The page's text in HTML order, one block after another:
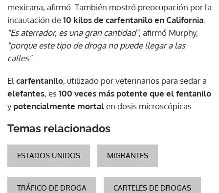
mexicana, afirmó. También mostró preocupación por la
incautación de10 kilos de carfentanilo en California
"Es aterrador, es una gran cantidad", afirmó Murphy,
"porque este tipo de droga no puede llegar a las
calles".
El carfentanilo, utilizado por veterinarios para sedar a
elefantes, es100 veces más potente que el fentanilo
ypotencialmente mortalen dosis microscópicas.
Temas relacionados
ESTADOS UNIDOS MIGRANTES
TRÁFICO DE DROGA CARTELES DE DROGAS